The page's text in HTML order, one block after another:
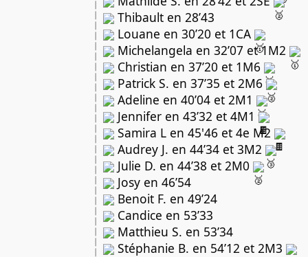
Thibault en 28’43
Louane en 30’20 et 1CA
Michelangela en 32’07 et 1M2
Christian en 37’20 et 1M6
Patrick S. en 37’35 et 2M6
Adeline en 40’04 et 2M1
Jennifer en 43’32 et 4M1
Samira L en 45'46 et 4e M2
Audrey J. en 44’34 et 3M2
Julie D. en 44’38 et 2M0
Josy en 46’54
Benoit F. en 49’24
Candice en 53’33
Matthieu S. en 53’34
Stéphanie B. en 54’12 et 2M3